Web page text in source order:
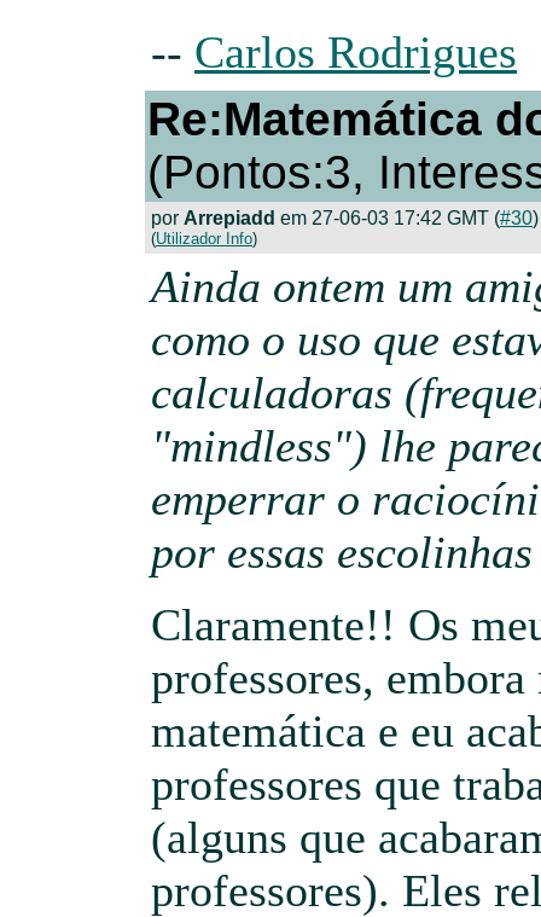
-- Carlos Rodrigues
Re:Matemática
(Pontos:3,
por Arrepiadd em 27-06-03 17:42 GMT (#30)
(Utilizador Info)
Ainda ontem um
como o uso que
calculadoras
"mindless") lhe
emperrar o
por essas
Claramente!! Os
professores, embora
matemática e eu
professores que
(alguns que
professores). Eles